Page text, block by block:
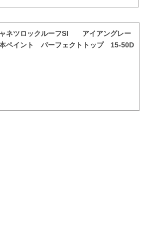
ャネツロックルーフSI　　アイアングレー
本ペイント　パーフェクトトップ　15-50D